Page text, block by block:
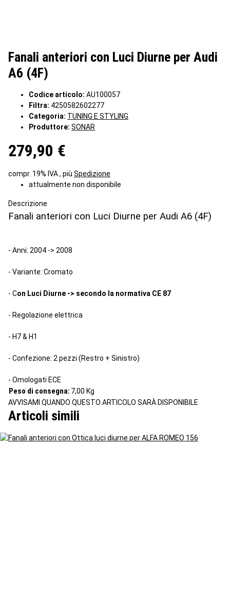
Fanali anteriori con Luci Diurne per Audi
A6 (4F)
Codice articolo: AU100057
Filtra: 4250582602277
Categoria: TUNING E STYLING
Produttore: SONAR
279,90 €
compr. 19% IVA , più Spedizione
attualmente non disponibile
Descrizione
Fanali anteriori con Luci Diurne per Audi A6 (4F)
- Anni: 2004 -> 2008
- Variante: Cromato
- Con Luci Diurne -> secondo la normativa CE 87
- Regolazione elettrica
- H7 & H1
- Confezione: 2 pezzi (Restro + Sinistro)
- Omologati ECE
Peso di consegna: 7,00 Kg
AVVISAMI QUANDO QUESTO ARTICOLO SARÀ DISPONIBILE
Articoli simili